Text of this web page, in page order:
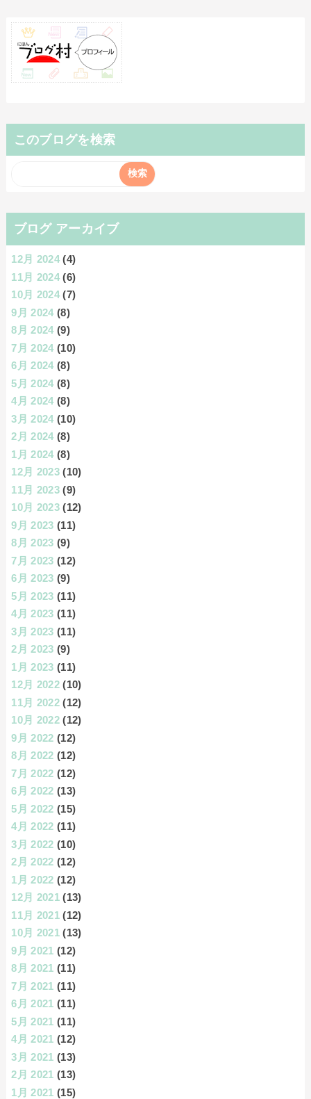
このブログを検索
ブログ アーカイブ
12月 2024 (4)
11月 2024 (6)
10月 2024 (7)
9月 2024 (8)
8月 2024 (9)
7月 2024 (10)
6月 2024 (8)
5月 2024 (8)
4月 2024 (8)
3月 2024 (10)
2月 2024 (8)
1月 2024 (8)
12月 2023 (10)
11月 2023 (9)
10月 2023 (12)
9月 2023 (11)
8月 2023 (9)
7月 2023 (12)
6月 2023 (9)
5月 2023 (11)
4月 2023 (11)
3月 2023 (11)
2月 2023 (9)
1月 2023 (11)
12月 2022 (10)
11月 2022 (12)
10月 2022 (12)
9月 2022 (12)
8月 2022 (12)
7月 2022 (12)
6月 2022 (13)
5月 2022 (15)
4月 2022 (11)
3月 2022 (10)
2月 2022 (12)
1月 2022 (12)
12月 2021 (13)
11月 2021 (12)
10月 2021 (13)
9月 2021 (12)
8月 2021 (11)
7月 2021 (11)
6月 2021 (11)
5月 2021 (11)
4月 2021 (12)
3月 2021 (13)
2月 2021 (13)
1月 2021 (15)